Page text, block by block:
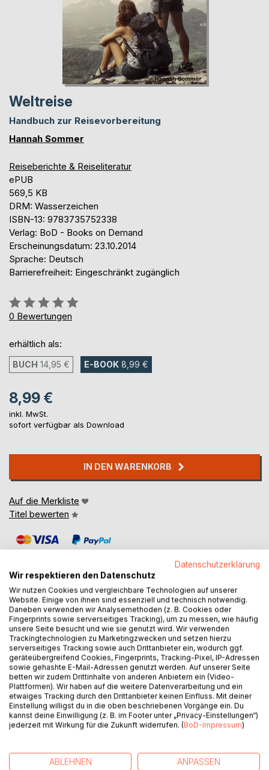
Weltreise
Handbuch zur Reisevorbereitung
Hannah Sommer
Reiseberichte & Reiseliteratur
ePUB
569,5 KB
DRM: Wasserzeichen
ISBN-13: 9783735752338
Verlag: BoD - Books on Demand
Erscheinungsdatum: 23.10.2014
Sprache: Deutsch
Barrierefreiheit: Eingeschränkt zugänglich
Bewertung::
0%
0 Bewertungen
erhältlich als:
BUCH 14,95 € E-BOOK 8,99 €
8,99 €
inkl. MwSt.
sofort verfügbar als Download
IN DEN WARENKORB
Auf die Merkliste
Titel bewerten
BESCHREIBUNG
Weltreisen und Langzeitreisen liegen im Trend. Jedes Jahr
zieht Abenteuerlust Millionen Menschen ins Unbekannte.
Immer mehr junge Leute nutzen die Möglichkeit, durch
kostengünstige Reisemöglichkeiten und Unterkünfte
fremde Länder zu bereisen. Viele gönnen sich eine Auszeit
im Job oder während des Studiums, andere überbrücken
Wartezeiten an der Universität oder nutzen die Chance, vor
Arbeitsbeginn neue Erfahrungen im Ausland zu sammeln.
Damit der Start ins Abenteuer ohne Probleme verläuft,
muss einiges durchdacht und beachtet werden. Die
Datenschutzerklärung
Wir respektieren den Datenschutz
Wir nutzen Cookies und vergleichbare Technologien auf unserer
Website. Einige von ihnen sind essenziell und technisch notwendig.
Daneben verwenden wir Analysemethoden (z. B. Cookies oder
Fingerprints sowie serverseitiges Tracking), um zu messen, wie häufig
unsere Seite besucht und wie sie genutzt wird. Wir verwenden
Trackingtechnologien zu Marketingzwecken und setzen hierzu
serverseitiges Tracking sowie auch Drittanbieter ein, wodurch ggf.
geräteübergreifend Cookies, Fingerprints, Tracking-Pixel, IP-Adressen
sowie gehashte E-Mail-Adressen genutzt werden. Auf unserer Seite
betten wir zudem Drittinhalte von anderen Anbietern ein (Video-
Plattformen). Wir haben auf die weitere Datenverarbeitung und ein
etwaiges Tracking durch den Drittanbieter keinen Einfluss. Mit deiner
Einstellung willigst du in die oben beschriebenen Vorgänge ein. Du
kannst deine Einwilligung (z. B. im Footer unter „Privacy-Einstellungen“)
jederzeit mit Wirkung für die Zukunft widerrufen. (BoD-Impressum)
ABLEHNEN ANPASSEN